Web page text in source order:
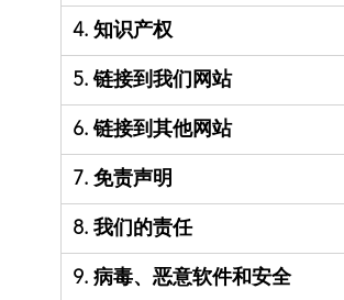
4. 知识产权
5. 链接到我们网站
6. 链接到其他网站
7. 免责声明
8. 我们的责任
9. 病毒、恶意软件和安全